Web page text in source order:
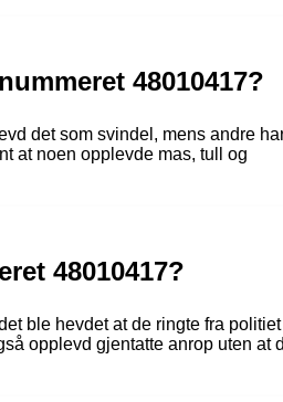
48010417?
det som svindel, mens andre
at noen opplevde mas, tull og
48010417?
ble hevdet at de ringte fra
opplevd gjentatte anrop uten at